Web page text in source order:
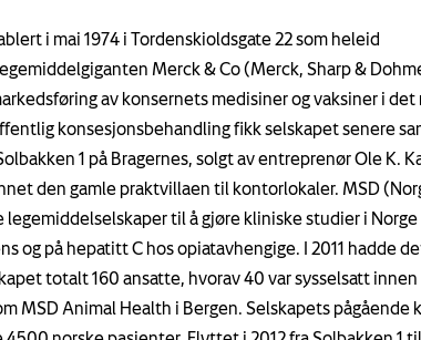
i mai 1974 i Tordenskioldsgate 22 som heleid
Merck & Co (Merck, Sharp &
av konsernets medisiner og vaksiner i det
konsesjonsbehandling fikk selskapet senere
1 på Bragernes, solgt av entreprenør Ole K.
den gamle praktvillaen til kontorlokaler. MSD
legemiddelselskaper til å gjøre kliniske studier i Norge
og på hepatitt C hos opiatavhengige. I 2011 hadde
totalt 160 ansatte, hvorav 40 var sysselsatt innen
MSD Animal Health i Bergen. Selskapets pågående